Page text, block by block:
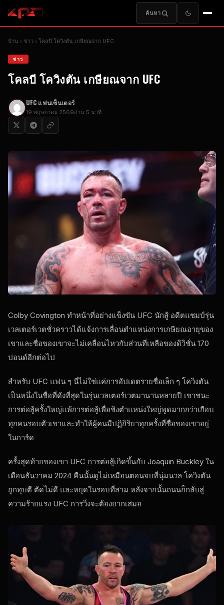
ค้นหา
บ้าน ข่าว โคลบี โควิงตัน เกษียณจาก UFC
ข่าว
โคลบี โควิงตัน เกษียณจาก UFC
UFCแฟนเซ็นเตอร์
19 พฤษภาคม 2569อ่าน 5 นาที
Colby Covington ทําหน้าที่อย่างแข็งขัน UFC นักสู้ อดีตแชมป์รุ่น
เวลเตอร์เวตชั่วคราวได้แจ้งการเลื่อนตําแหน่งการเกษียณอายุของ
เขาและชื่อของเขาจะไม่เคลื่อนไหวกับส่วนที่เหลือของดิวิชั่น 170
ปอนด์อีกต่อไป
สําหรับ UFC แฟน ๆ นี่ไม่ใช่แค่การอัปเดตรายชื่อเล็ก ๆ โควิงตัน
เป็นหนึ่งในชื่อที่ดังที่สุดในรุ่นเวลเตอร์เวตมานานหลายปี เขาชนะ
การต่อสู้ครั้งใหญ่แพ้การต่อสู้เพื่อชิงตําแหน่งใหญ่พูดมากกว่าเกือบ
ทุกคนรอบตัวเขาและทําให้ผู้คนมีปฏิกิริยาทุกครั้งที่ชื่อของเขาอยู่
ในการ์ด
ครั้งสุดท้ายของเขา UFC การต่อสู้เกิดขึ้นกับ Joaquin Buckley ใน
เดือนธันวาคม 2024 คืนนั้นดูไม่เหมือนตอนจบที่นุ่มนวล โควิงตัน
ถูกทุบตี ตัดไม่ดี และหยุดในรอบที่สาม หลังจากนั้นถนนก็กลับสู่
ความร้ายแรง UFC การวิ่งจะต้องยากเสมอ